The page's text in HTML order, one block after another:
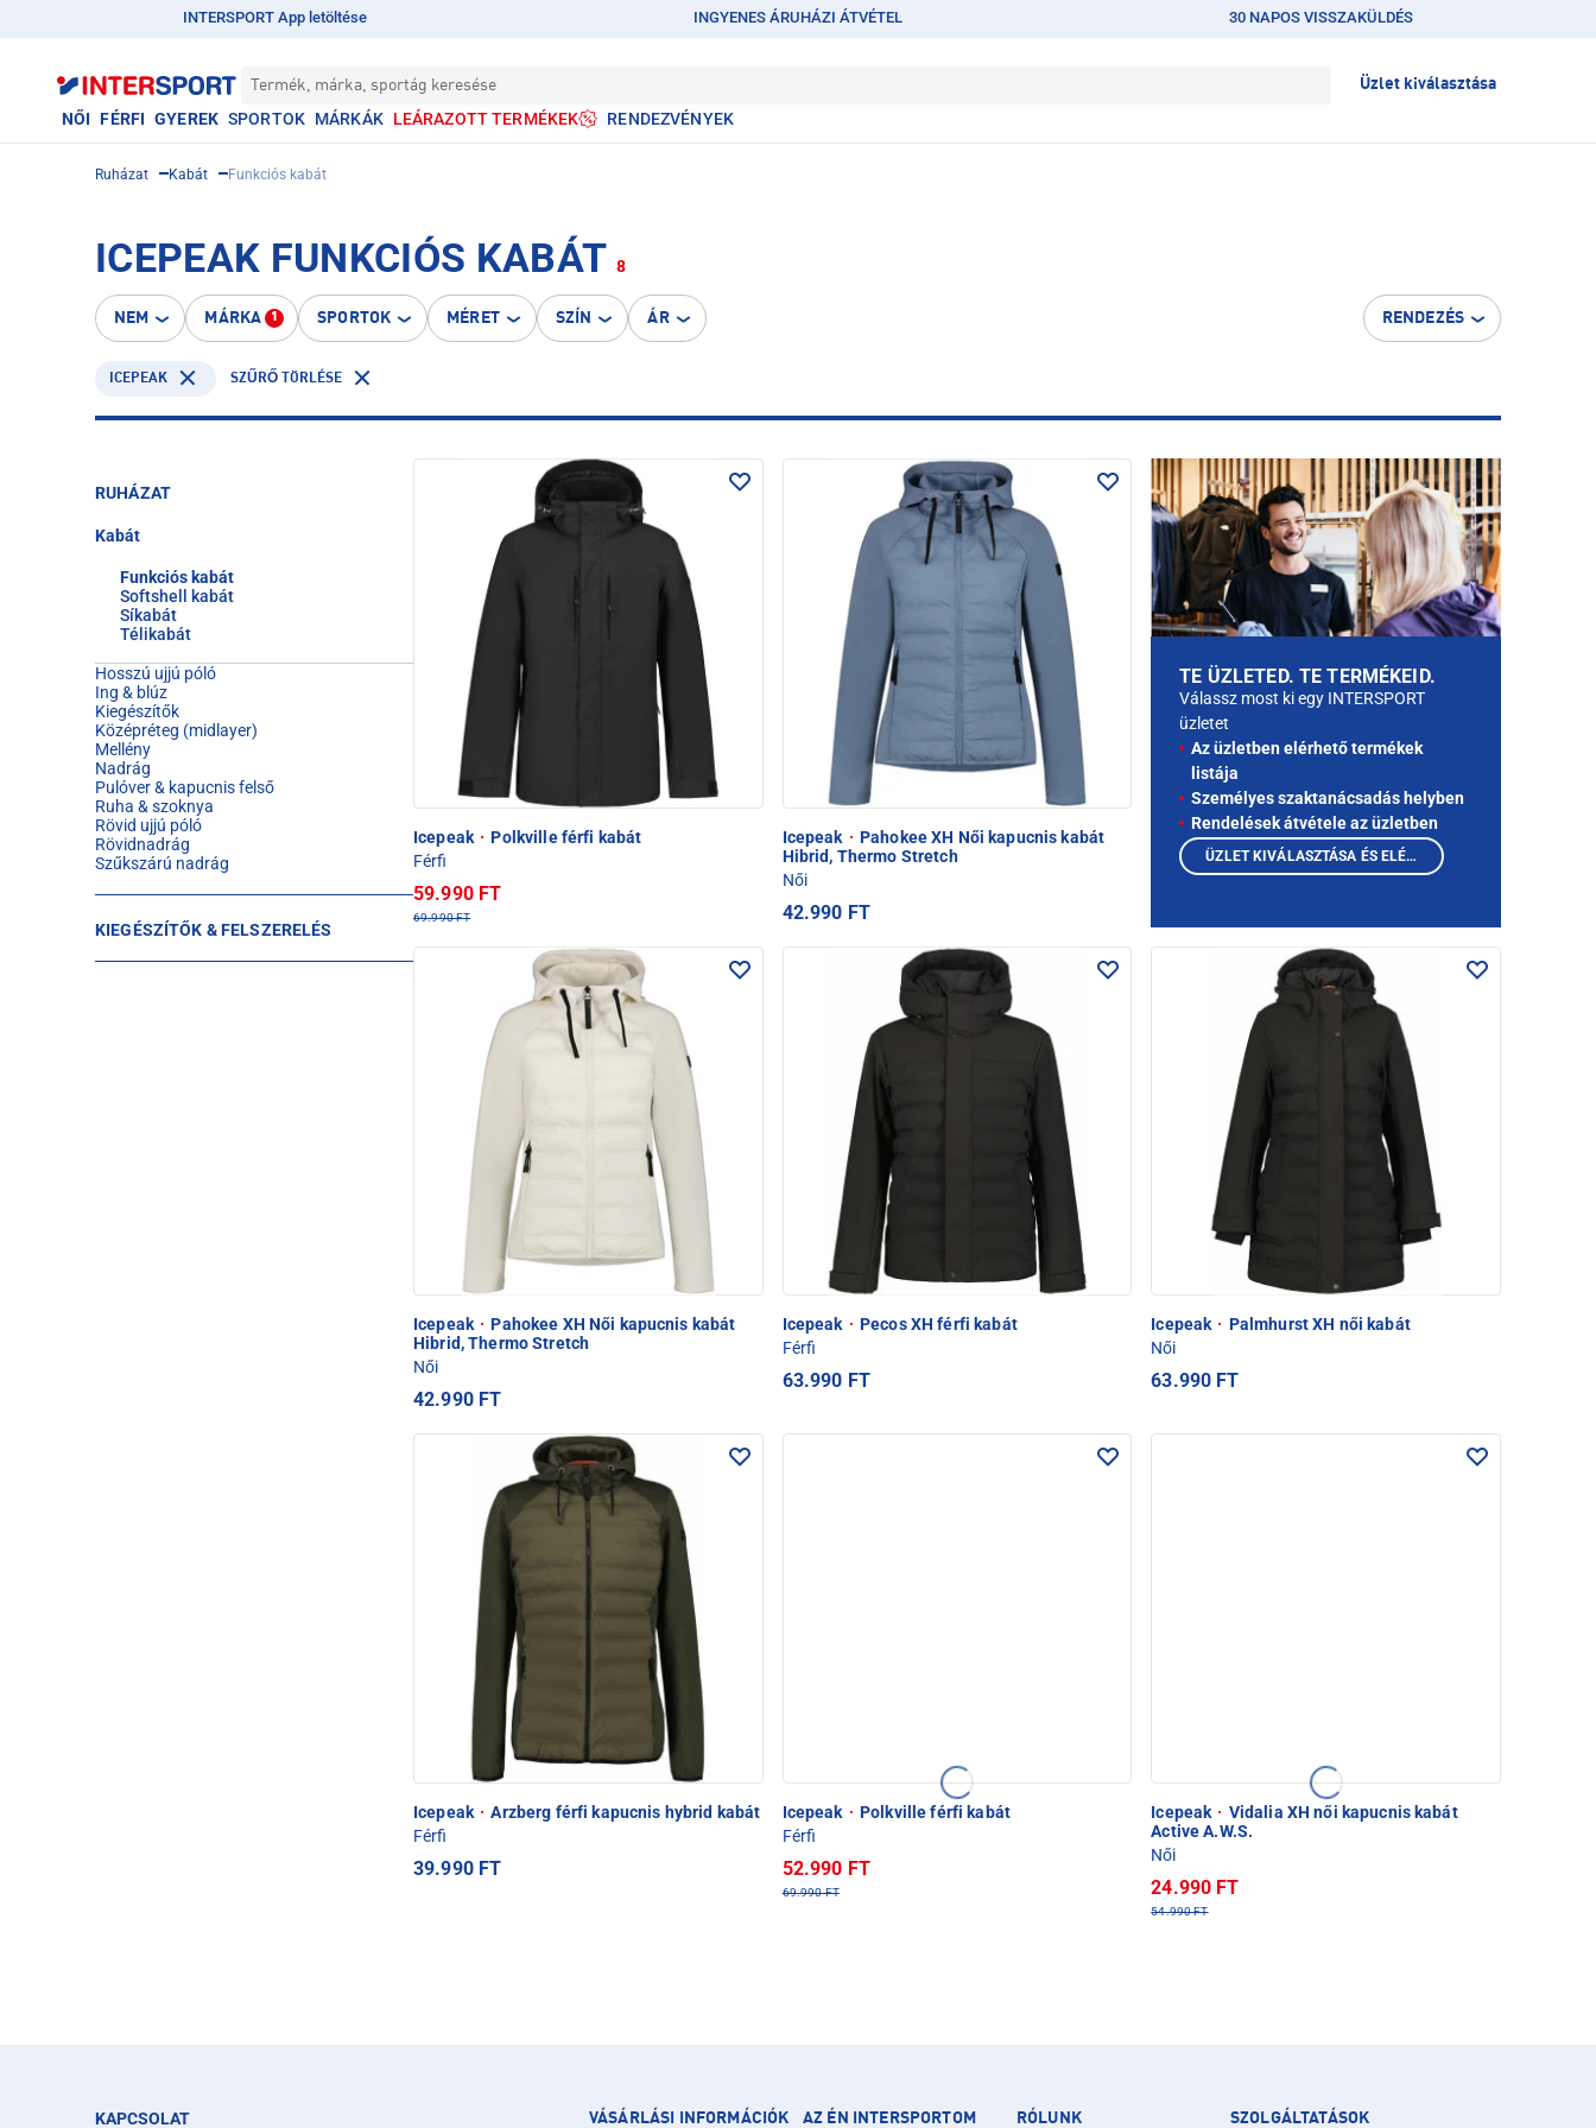
INTERSPORT App letöltése INGYENES ÁRUHÁZI ÁTVÉTEL 30 NAPOS VISSZAKÜLDÉS
Termék, márka, sportág keresése Üzlet kiválasztása
NŐI FÉRFI GYEREK SPORTOK MÁRKÁK LEÁRAZOTT TERMÉKEK RENDEZVÉNYEK
Ruházat Kabát Funkciós kabát
ICEPEAK FUNKCIÓS KABÁT 8
NEM MÁRKA 1 SPORTOK MÉRET SZÍN ÁR RENDEZÉS
ICEPEAK SZŰRŐ TÖRLÉSE
RUHÁZAT
Kabát
Funkciós kabát
Softshell kabát
Síkabát
Télikabát
Hosszú ujjú póló
Ing & blúz
Kiegészítők
Középréteg (midlayer)
Mellény
Nadrág
Pulóver & kapucnis felső
Ruha & szoknya
Rövid ujjú póló
Rövidnadrág
Szűkszárú nadrág
KIEGÉSZÍTŐK & FELSZERELÉS
Icepeak · Polkville férfi kabát
Férfi
59.990 FT
69.990 FT
Icepeak · Pahokee XH Női kapucnis kabát
Hibrid, Thermo Stretch
Női
42.990 FT
Icepeak · Pahokee XH Női kapucnis kabát
Hibrid, Thermo Stretch
Női
42.990 FT
Icepeak · Pecos XH férfi kabát
Férfi
63.990 FT
Icepeak · Palmhurst XH női kabát
Női
63.990 FT
Icepeak · Arzberg férfi kapucnis hybrid kabát
Férfi
39.990 FT
Icepeak · Polkville férfi kabát
Férfi
52.990 FT
69.990 FT
Icepeak · Vidalia XH női kapucnis kabát
Active A.W.S.
Női
24.990 FT
54.990 FT
TE ÜZLETED. TE TERMÉKEID.
Válassz most ki egy INTERSPORT
üzletet
Az üzletben elérhető termékek
listája
Személyes szaktanácsadás helyben
Rendelések átvétele az üzletben
ÜZLET KIVÁLASZTÁSA ÉS ELÉRHETŐ TERMÉKEK MEGTEKINTÉSE
KAPCSOLAT
VÁSÁRLÁSI INFORMÁCIÓK AZ ÉN INTERSPORTOM RÓLUNK SZOLGÁLTATÁSOK